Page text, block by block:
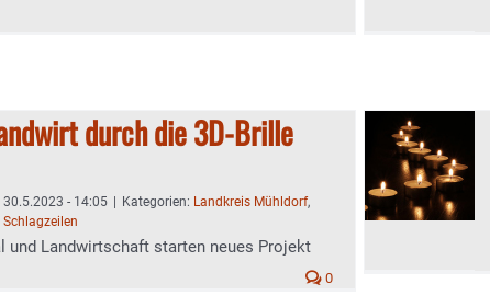
durch die 3D-Brille
30.5.2023 - 14:05 Kategorien: Landkreis Mühldorf,
Schlagzeilen
und Landwirtschaft starten neues Projekt
0